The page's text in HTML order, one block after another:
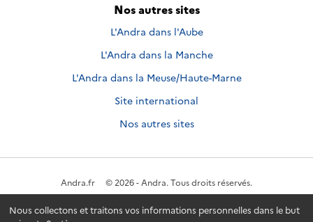
Nous collectons et traitons vos informations personnelles dans le but
Nos autres sites
L'Andra dans l'Aube
L'Andra dans la Manche
L'Andra dans la Meuse/Haute-Marne
Site international
Nos autres sites
Andra.fr © 2026 - Andra. Tous droits réservés.